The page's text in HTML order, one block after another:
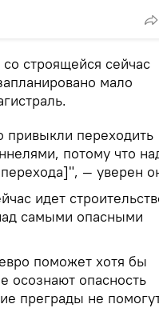
строящейся сейчас
мало
переходить
потому что
— уверен
идет
самыми опасными
поможет хотя бы
осознают опасность
преграды не